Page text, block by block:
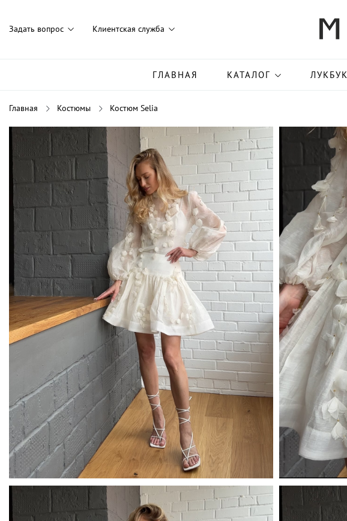
Задать вопрос Клиентская служба
ГЛАВНАЯ КАТАЛОГ ЛУКБУК
Главная Костюмы Костюм Selia